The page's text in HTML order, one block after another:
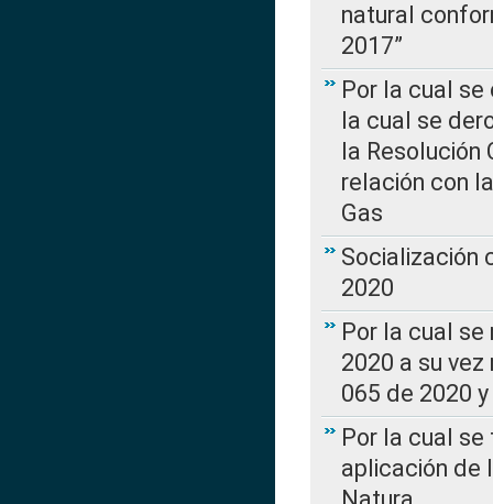
natural
2017”
Por la cual
la cual se
la Resolución
relación con
Gas
Socialización
2020
Por la cual se
2020 a su
065 de 2020
Por la cual
aplicación de